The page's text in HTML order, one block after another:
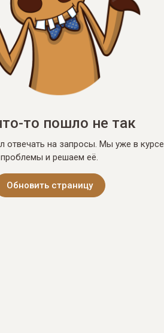
то пошло не так
отвечать на запросы. Мы уже в курсе
проблемы и решаем её.
Обновить страницу